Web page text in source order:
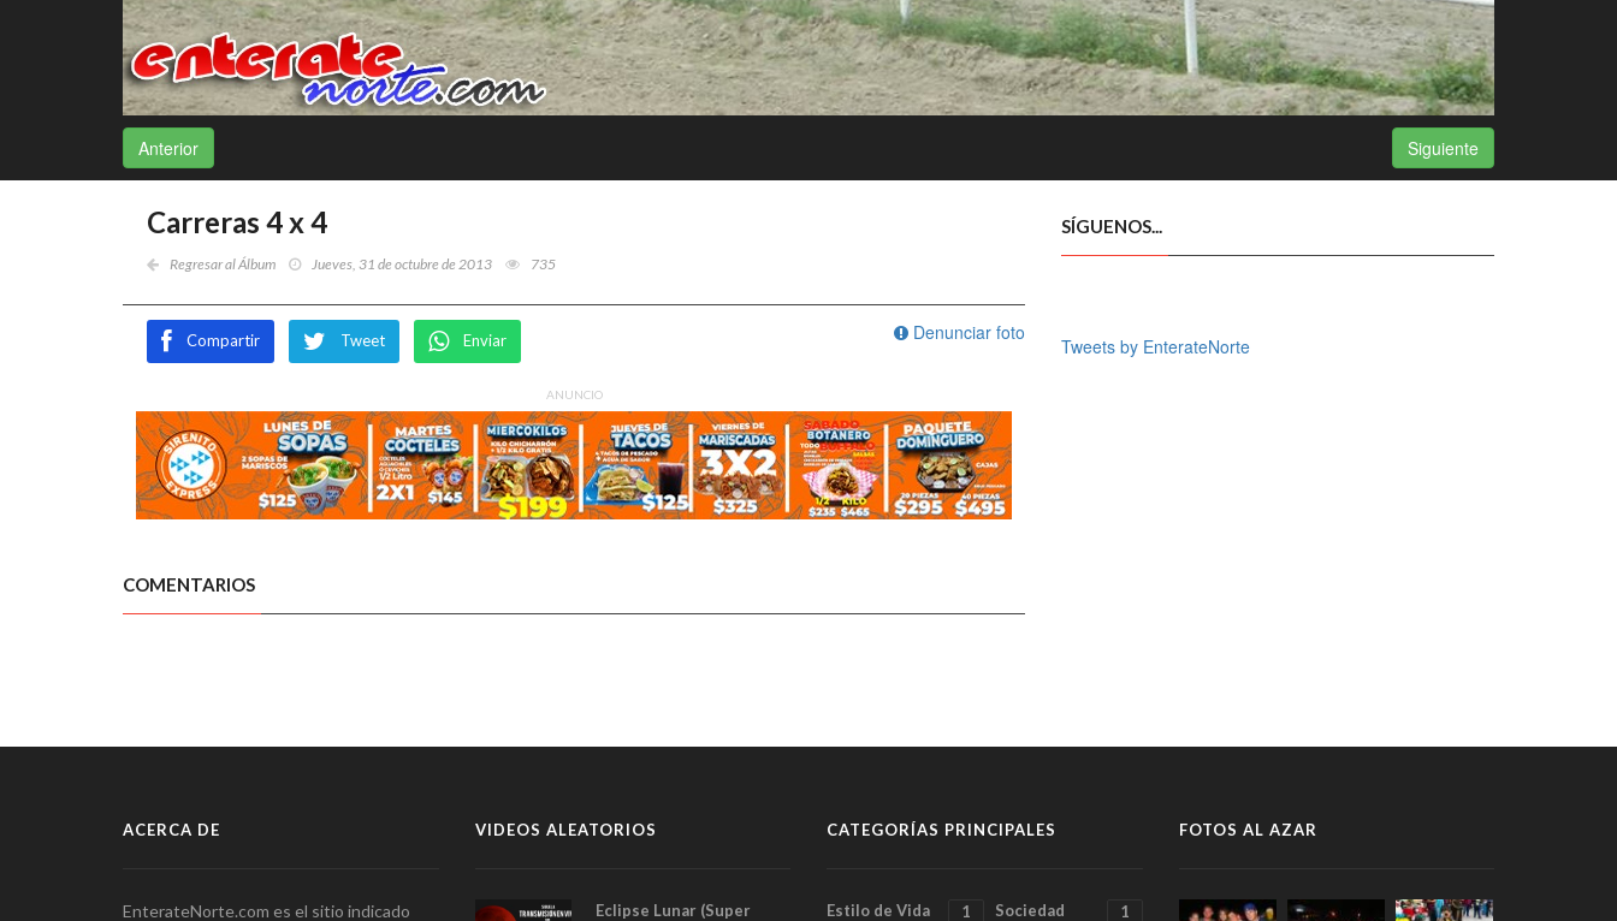
Anterior Siguiente
Carreras 4 x 4
Regresar al Álbum Jueves, 31 de octubre de 2013 735
Denunciar foto
Compartir Tweet Enviar
ANUNCIO
COMENTARIOS
SÍGUENOS...
Tweets by EnterateNorte
ACERCA DE
EnterateNorte.com es el sitio indicado
VIDEOS ALEATORIOS
Eclipse Lunar (Super
CATEGORÍAS PRINCIPALES
Estilo de Vida 1 Sociedad 1
FOTOS AL AZAR